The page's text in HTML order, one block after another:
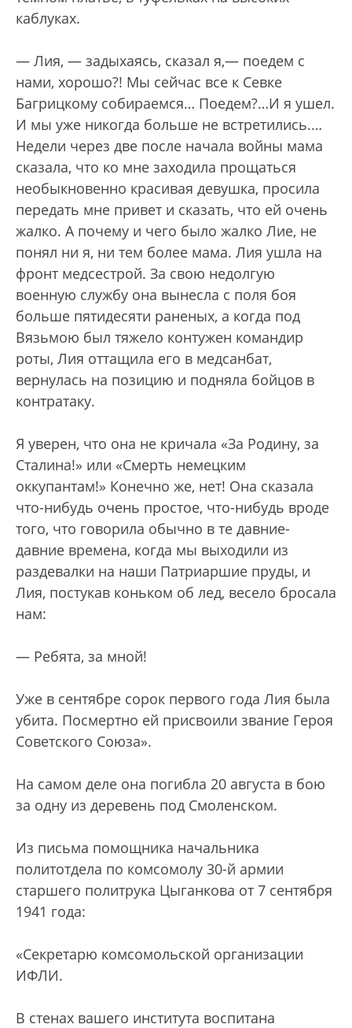
каблуках.
— Лия, — задыхаясь, сказал я,— поедем с
нами, хорошо?! Мы сейчас все к Севке
Багрицкому собираемся… Поедем?…И я ушел.
И мы уже никогда больше не встретились.…
Недели через две после начала войны мама
сказала, что ко мне заходила прощаться
необыкновенно красивая девушка, просила
передать мне привет и сказать, что ей очень
жалко. А почему и чего было жалко Лие, не
понял ни я, ни тем более мама. Лия ушла на
фронт медсестрой. За свою недолгую
военную службу она вынесла с поля боя
больше пятидесяти раненых, а когда под
Вязьмою был тяжело контужен командир
роты, Лия оттащила его в медсанбат,
вернулась на позицию и подняла бойцов в
контратаку.
Я уверен, что она не кричала «За Родину, за
Сталина!» или «Смерть немецким
оккупантам!» Конечно же, нет! Она сказала
что-нибудь очень простое, что-нибудь вроде
того, что говорила обычно в те давние-
давние времена, когда мы выходили из
раздевалки на наши Патриаршие пруды, и
Лия, постукав коньком об лед, весело бросала
нам:
— Ребята, за мной!
Уже в сентябре сорок первого года Лия была
убита. Посмертно ей присвоили звание Героя
Советского Союза».
На самом деле она погибла 20 августа в бою
за одну из деревень под Смоленском.
Из письма помощника начальника
политотдела по комсомолу 30-й армии
старшего политрука Цыганкова от 7 сентября
1941 года:
«Секретарю комсомольской организации
ИФЛИ.
В стенах вашего института воспитана